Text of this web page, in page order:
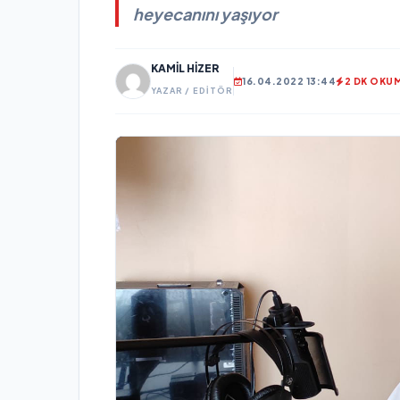
heyecanını yaşıyor
KAMIL HIZER
YAZAR / EDITÖR
16.04.2022 13:44 2 DK